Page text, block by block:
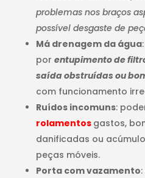
problemas nos braços
possível desgaste de
Má drenagem da água
por entupimento de
saída obstruídas ou
com funcionamento
Ruídos incomuns:
rolamentos gastos,
danificadas ou
peças móveis.
Porta com vazamento